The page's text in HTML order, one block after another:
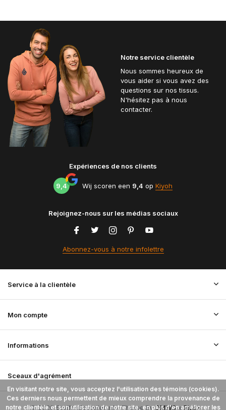
Notre service clientèle
Nous sommes heureux de
vous aider si vous avez des
questions sur nos tissus.
N'hésitez pas à nous
contacter.
Expériences de nos clients
9,4 Wij scoren een 9,4 op Kiyoh
Rejoignez-nous sur les médias sociaux
Abonnez-vous à notre infolettre
Service à la clientèle
Mon compte
Informations
Sceaux d'agrément
© 2026 StoffenBestellen.nl - Theme ByDMWSxPlus+
En visitant notre site, vous acceptez l'utilisation des témoins (cookies).
Ces derniers nous permettent de mieux comprendre la provenance de
notre clientèle et son utilisation de notre site, en plus d'en améliorer les